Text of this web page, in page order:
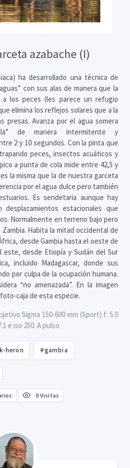
azabache (I)
ha desarrollado una técnica de
con sus alas de manera que la
los peces (les parece un refugio
elimina los reflejos solares que a la
presas. Avanza por el agua somera
de manera intermitente y
2 y 10 segundos. Con la pinta que
peces, insectos acuáticos y
a punta de cola mide entre 42,5 y
la misma que la de nuestra garceta
por el agua dulce pero también
Es sendetaria aunque hay
desplazamientos estacionales que
Normalmente en terreno bajo pero
Zambia. Habita la mitad occidental de
desde Gambia hasta el oeste de
desde Etiopía y Sudán del Sur
incluido Madagascar, donde sus
por culpa de la ocupación humana.
“no amenazada”. En la imagen
caja de esta especie.
Sigma 150-600 mm (Sport) f: 5.0
e iso 250. A pulso.
heron #gambia
0 Visitas